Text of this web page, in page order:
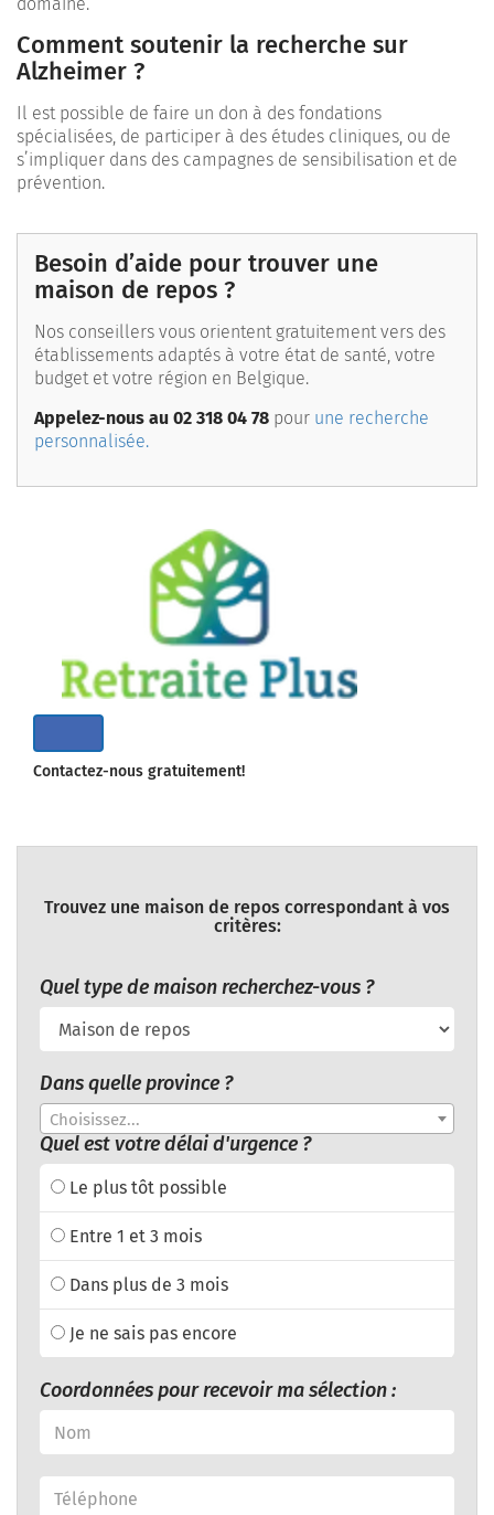
Comment soutenir la recherche sur
Alzheimer ?
Il est possible de faire un don à des fondations
spécialisées, de participer à des études cliniques, ou de
s’impliquer dans des campagnes de sensibilisation et de
prévention.
Besoin d’aide pour trouver une
maison de repos ?
Nos conseillers vous orientent gratuitement vers des
établissements adaptés à votre état de santé, votre
budget et votre région en Belgique.
Appelez-nous au 02 318 04 78 pour une recherche
personnalisée.
Contactez-nous gratuitement!
Trouvez une maison de repos correspondant à vos
critères:
Quel type de maison recherchez-vous ?
Dans quelle province ?
Choisissez...
Quel est votre délai d'urgence ?
Le plus tôt possible
Entre 1 et 3 mois
Dans plus de 3 mois
Je ne sais pas encore
Coordonnées pour recevoir ma sélection :